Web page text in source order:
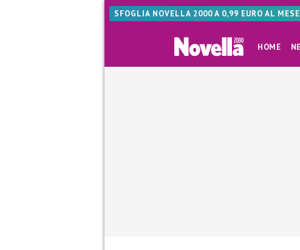
SFOGLIA NOVELLA 2000 A 0,99 EURO AL MESE
HOME